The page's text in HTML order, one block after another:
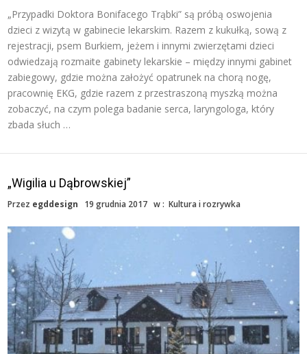
„Przypadki Doktora Bonifacego Trąbki” są próbą oswojenia
dzieci z wizytą w gabinecie lekarskim. Razem z kukułką, sową z
rejestracji, psem Burkiem, jeżem i innymi zwierzętami dzieci
odwiedzają rozmaite gabinety lekarskie – między innymi gabinet
zabiegowy, gdzie można założyć opatrunek na chorą nogę,
pracownię EKG, gdzie razem z przestraszoną myszką można
zobaczyć, na czym polega badanie serca, laryngologa, który
zbada słuch …
„Wigilia u Dąbrowskiej”
Przez egddesign 19 grudnia 2017 w :Kultura i rozrywka